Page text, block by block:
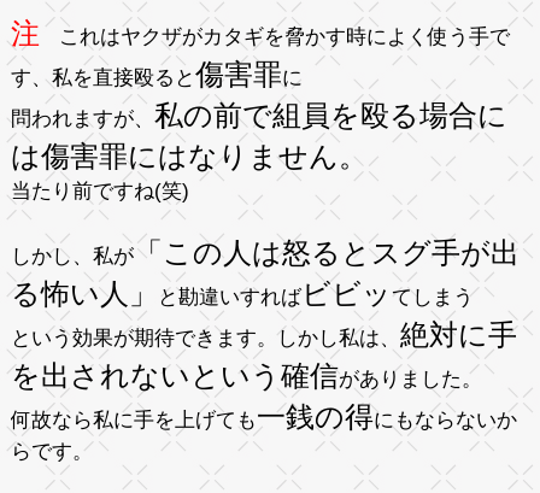
注
これはヤクザがカタギを脅かす時によく使う手で
す、私を直接殴ると傷害罪に
問われますが、 私の前で組員を殴る場合に
は傷害罪にはなりません。
当たり前ですね(笑)
しかし、私が「この人は怒るとスグ手が出
る怖い人」
と勘違いすればビビッ てしまう
という効果が期待できます。しかし私は、 絶対に手
を出されないという確信がありました。
何故なら私に手を上げても一銭の得にもならないか
らです。